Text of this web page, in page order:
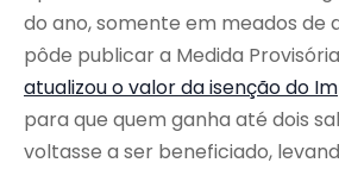
do ano, somente em meados de
pôde publicar a Medida
atualizou o valor da isenção do
para que quem ganha até dois
voltasse a ser beneficiado,